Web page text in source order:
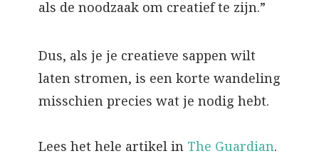
als de noodzaak om creatief te zijn.”
Dus, als je je creatieve sappen wilt
laten stromen, is een korte wandeling
misschien precies wat je nodig hebt.
Lees het hele artikel in The Guardian.